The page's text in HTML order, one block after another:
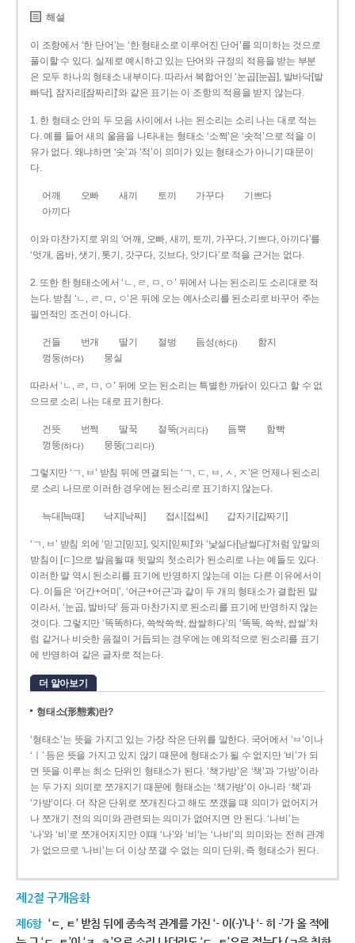
해설
이 조항에서 ‘한 단어’는 ‘한 형태소로 이루어진 단어’를 의미하는 것으로
풀이할 수 있다. 실제로 예시하고 있는 단어와 규정의 적용을 받는 부분
은 모두 하나의 형태소 내부이다. 따라서 복합어인 ‘눈곱[눈꼽], 발바닥[발
빠닥], 잠자리[잠짜리]’와 같은 표기는 이 조항의 적용을 받지 않는다.
1. 한 형태소 안의 두 모음 사이에서 나는 된소리는 소리 나는 대로 적는
다. 예를 들어 새의 울음을 나타내는 형태소 ‘소쩍’은 ‘솟적’으로 적을 이
유가 없다. 왜냐하면 ‘솟’과 ‘적’이 의미가 있는 형태소가 아니기 때문이
다.
어깨 오빠 새끼 토끼 가꾸다
기쁘다
아끼다
이와 마찬가지로 위의 ‘어깨, 오빠, 새끼, 토끼, 가꾸다, 기쁘다, 아끼다’를
‘엇개, 옵바, 샛기, 톳기, 갓구다, 깃브다, 앗기다’로 적을 근거는 없다.
2. 또한 한 형태소에서 ‘ㄴ, ㄹ, ㅁ, ㅇ’ 뒤에서 나는 된소리도 소리대로 적
는다. 받침 ‘ㄴ, ㄹ, ㅁ, ㅇ’은 뒤에 오는 예사소리를 된소리로 바꾸어 주는
필연적인 조건이 아니다.
건들 번개 딸기 절벙 듬성(하다)
함지
껑둥(하다) 뭉실
따라서 ‘ㄴ, ㄹ, ㅁ, ㅇ’ 뒤에 오는 된소리는 특별한 까닭이 있다고 할 수 없
으므로 소리 나는 대로 표기한다.
건뜻 번쩍 딸꾹 절뚝(거리다) 듬뿍
함빡
껑뚱(하다) 뭉뚱(그리다)
그렇지만 ‘ㄱ, ㅂ’ 받침 뒤에 연결되는 ‘ㄱ, ㄷ, ㅂ, ㅅ, ㅈ’은 언제나 된소리
로 소리 나므로 이러한 경우에는 된소리로 표기하지 않는다.
늑대[늑때] 낙지[낙찌] 접시[접씨] 갑자기[갑짜기]
‘ㄱ, ㅂ’ 받침 외에 ‘믿고[믿꼬], 잊지[읻찌]’와 ‘낯설다[낟썰다]’처럼 앞말의
받침이 [ㄷ]으로 발음될 때 뒷말의 첫소리가 된소리로 나는 예들도 있다.
이러한 말 역시 된소리를 표기에 반영하지 않는데 이는 다른 이유에서이
다. 이들은 ‘어간+어미’, ‘어근+어근’과 같이 두 개의 형태소가 결합된 말
이라서, ‘눈곱, 발바닥’ 등과 마찬가지로 된소리를 표기에 반영하지 않는
것이다. 그렇지만 ‘똑똑하다, 쓱싹쓱싹, 쌉쌀하다’의 ‘똑똑, 쓱싹, 쌉쌀’처
럼 같거나 비슷한 음절이 거듭되는 경우에는 예외적으로 된소리를 표기
에 반영하여 같은 글자로 적는다.
더 알아보기
형태소(形態素)란?
‘형태소’는 뜻을 가지고 있는 가장 작은 단위를 말한다. 국어에서 ‘ㅂ’이나
‘ㅣ’ 등은 뜻을 가지고 있지 않기 때문에 형태소가 될 수 없지만 ‘비’가 되
면 뜻을 이루는 최소 단위인 형태소가 된다. ‘책가방’은 ‘책’과 ‘가방’이라
는 두 가지 의미로 쪼개지기 때문에 형태소는 ‘책가방’이 아니라 ‘책’과
‘가방’이다. 더 작은 단위로 쪼개진다고 해도 쪼갰을 때 의미가 없어지거
나 쪼개기 전의 의미와 관련되는 의미가 없어지면 안 된다. ‘나비’는
‘나’와 ‘비’로 쪼개어지지만 이때 ‘나’와 ‘비’는 ‘나비’의 의미와는 전혀 관계
가 없으므로 ‘나비’는 더 이상 쪼갤 수 없는 의미 단위, 즉 형태소가 된다.
제2절 구개음화
제6항 ‘ㄷ, ㅌ’ 받침 뒤에 종속적 관계를 가진 ‘- 이(-)’나 ‘- 히 -’가 올 적에